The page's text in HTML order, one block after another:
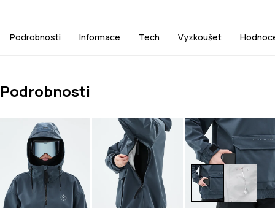
Podrobnosti Informace Tech Vyzkoušet
Podrobnosti